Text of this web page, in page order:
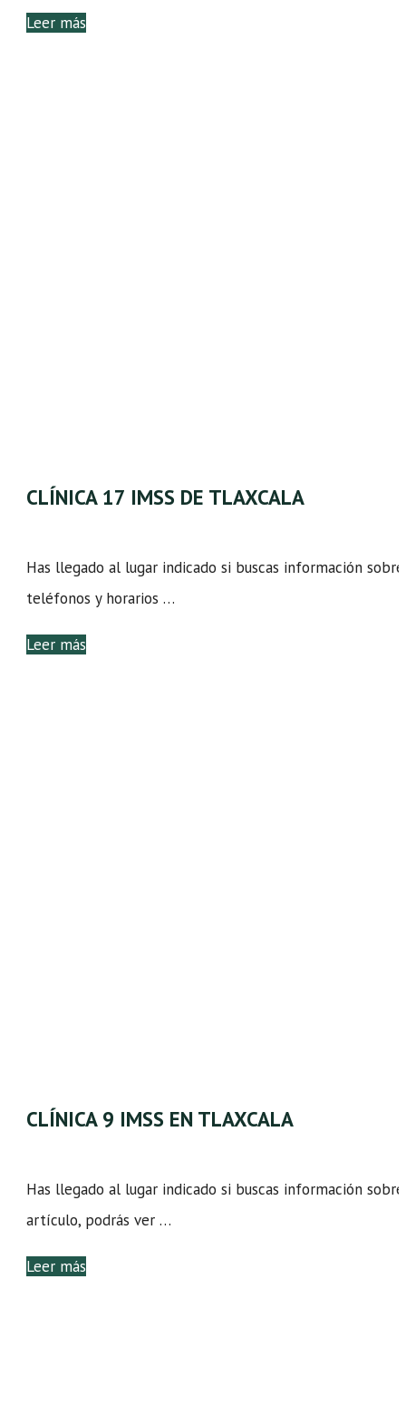
Leer más
CLÍNICA 17 IMSS DE TLAXCALA
Has llegado al lugar indicado si buscas información
teléfonos y horarios …
Leer más
CLÍNICA 9 IMSS EN TLAXCALA
Has llegado al lugar indicado si buscas información
artículo, podrás ver …
Leer más